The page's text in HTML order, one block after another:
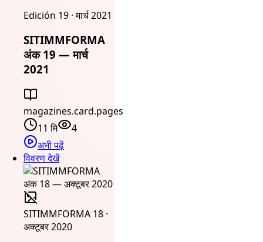
Edición 19 · मार्च 2021
SITIMMFORMA
अंक 19 — मार्च
2021
magazines.card.pages
11 मि
4
अभी पढ़ें
विवरण देखें
SITIMMFORMA 18 ·
अक्टूबर 2020